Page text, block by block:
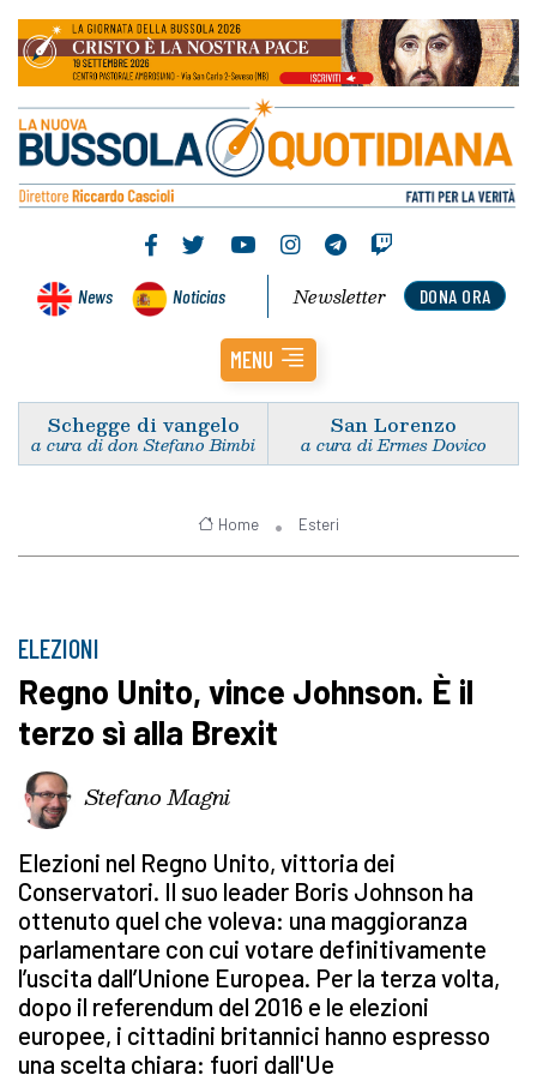
News Noticias DONA ORA
Newsletter
MENU
Schegge di vangelo
a cura di don Stefano Bimbi
San Lorenzo
a cura di Ermes Dovico
Home Esteri
ELEZIONI
Regno Unito, vince Johnson. È il
terzo sì alla Brexit
Stefano Magni
Elezioni nel Regno Unito, vittoria dei
Conservatori. Il suo leader Boris Johnson ha
ottenuto quel che voleva: una maggioranza
parlamentare con cui votare definitivamente
l’uscita dall’Unione Europea. Per la terza volta,
dopo il referendum del 2016 e le elezioni
europee, i cittadini britannici hanno espresso
una scelta chiara: fuori dall'Ue